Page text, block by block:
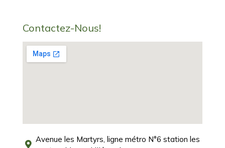
Contactez-Nous!
Avenue les Martyrs, ligne métro N°6 station les